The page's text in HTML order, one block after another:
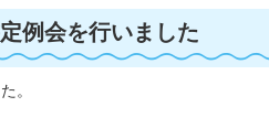
例会を行いました
。